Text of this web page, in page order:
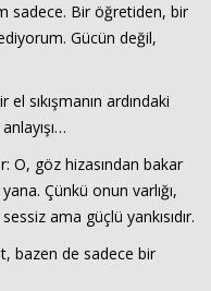
sadece. Bir öğretiden, bir
Gücün değil,
sıkışmanın ardındaki
O, göz hizasından bakar
Çünkü onun varlığı,
ama güçlü yankısıdır.
bazen de sadece bir